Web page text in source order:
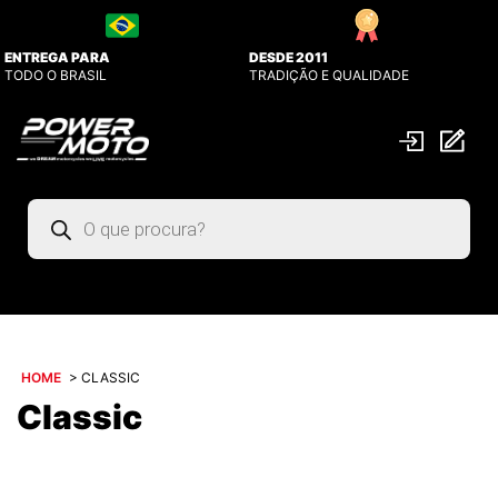
ENTREGA PARA
TODO O BRASIL
DESDE 2011
TRADIÇÃO E QUALIDADE
Pesquisar
produtos
HOME > CLASSIC
Classic